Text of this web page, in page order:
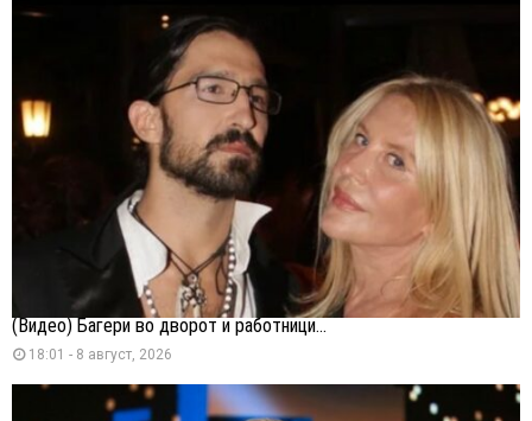
(Видео) Багери во дворот и работници...
18:01 - 8 август, 2026